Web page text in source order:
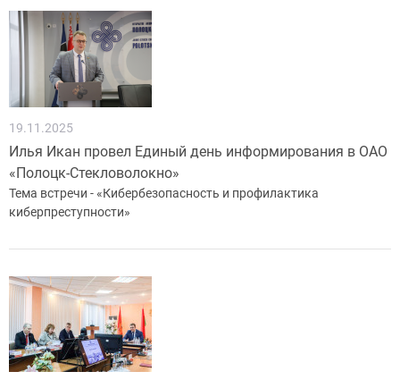
19.11.2025
Илья Икан провел Единый день информирования в ОАО
«Полоцк-Стекловолокно»
Тема встречи - «Кибербезопасность и профилактика
киберпреступности»